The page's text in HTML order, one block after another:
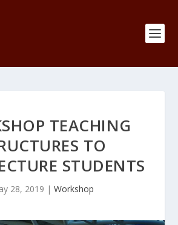
TEACHING
TO
STUDENTS
28, 2019 | Workshop